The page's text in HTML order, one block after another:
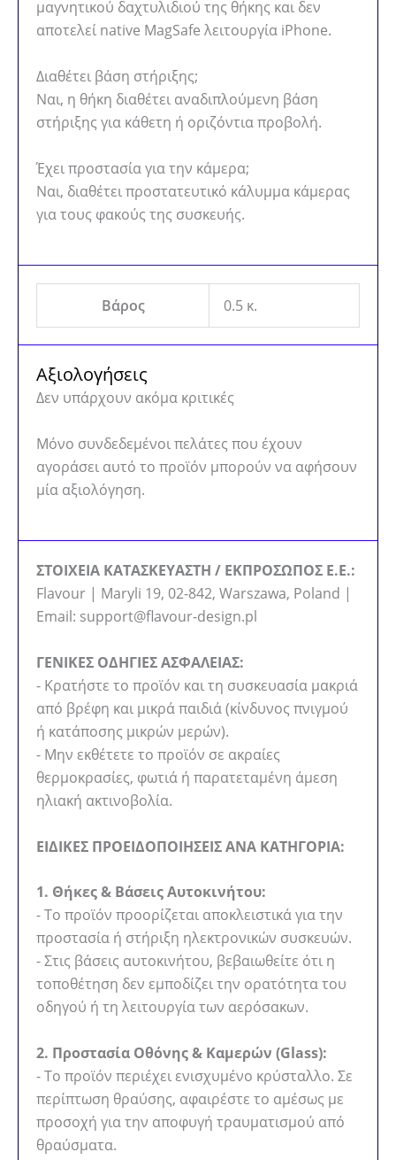
μαγνητικού δαχτυλιδιού της θήκης και δεν
αποτελεί native MagSafe λειτουργία iPhone.
Διαθέτει βάση στήριξης;
Ναι, η θήκη διαθέτει αναδιπλούμενη βάση
στήριξης για κάθετη ή οριζόντια προβολή.
Έχει προστασία για την κάμερα;
Ναι, διαθέτει προστατευτικό κάλυμμα κάμερας
για τους φακούς της συσκευής.
Βάρος 0.5 κ.
Αξιολογήσεις
Δεν υπάρχουν ακόμα κριτικές
Μόνο συνδεδεμένοι πελάτες που έχουν
αγοράσει αυτό το προϊόν μπορούν να αφήσουν
μία αξιολόγηση.
ΣΤΟΙΧΕΙΑ ΚΑΤΑΣΚΕΥΑΣΤΗ / ΕΚΠΡΟΣΩΠΟΣ Ε.Ε.:
Flavour | Maryli 19, 02-842, Warszawa, Poland |
Email: support@flavour-design.pl
ΓΕΝΙΚΕΣ ΟΔΗΓΙΕΣ ΑΣΦΑΛΕΙΑΣ:
- Κρατήστε το προϊόν και τη συσκευασία μακριά
από βρέφη και μικρά παιδιά (κίνδυνος πνιγμού
ή κατάποσης μικρών μερών).
- Μην εκθέτετε το προϊόν σε ακραίες
θερμοκρασίες, φωτιά ή παρατεταμένη άμεση
ηλιακή ακτινοβολία.
ΕΙΔΙΚΕΣ ΠΡΟΕΙΔΟΠΟΙΗΣΕΙΣ ΑΝΑ ΚΑΤΗΓΟΡΙΑ:
1. Θήκες & Βάσεις Αυτοκινήτου:
- Το προϊόν προορίζεται αποκλειστικά για την
προστασία ή στήριξη ηλεκτρονικών συσκευών.
- Στις βάσεις αυτοκινήτου, βεβαιωθείτε ότι η
τοποθέτηση δεν εμποδίζει την ορατότητα του
οδηγού ή τη λειτουργία των αερόσακων.
2. Προστασία Οθόνης & Καμερών (Glass):
- Το προϊόν περιέχει ενισχυμένο κρύσταλλο. Σε
περίπτωση θραύσης, αφαιρέστε το αμέσως με
προσοχή για την αποφυγή τραυματισμού από
θραύσματα.